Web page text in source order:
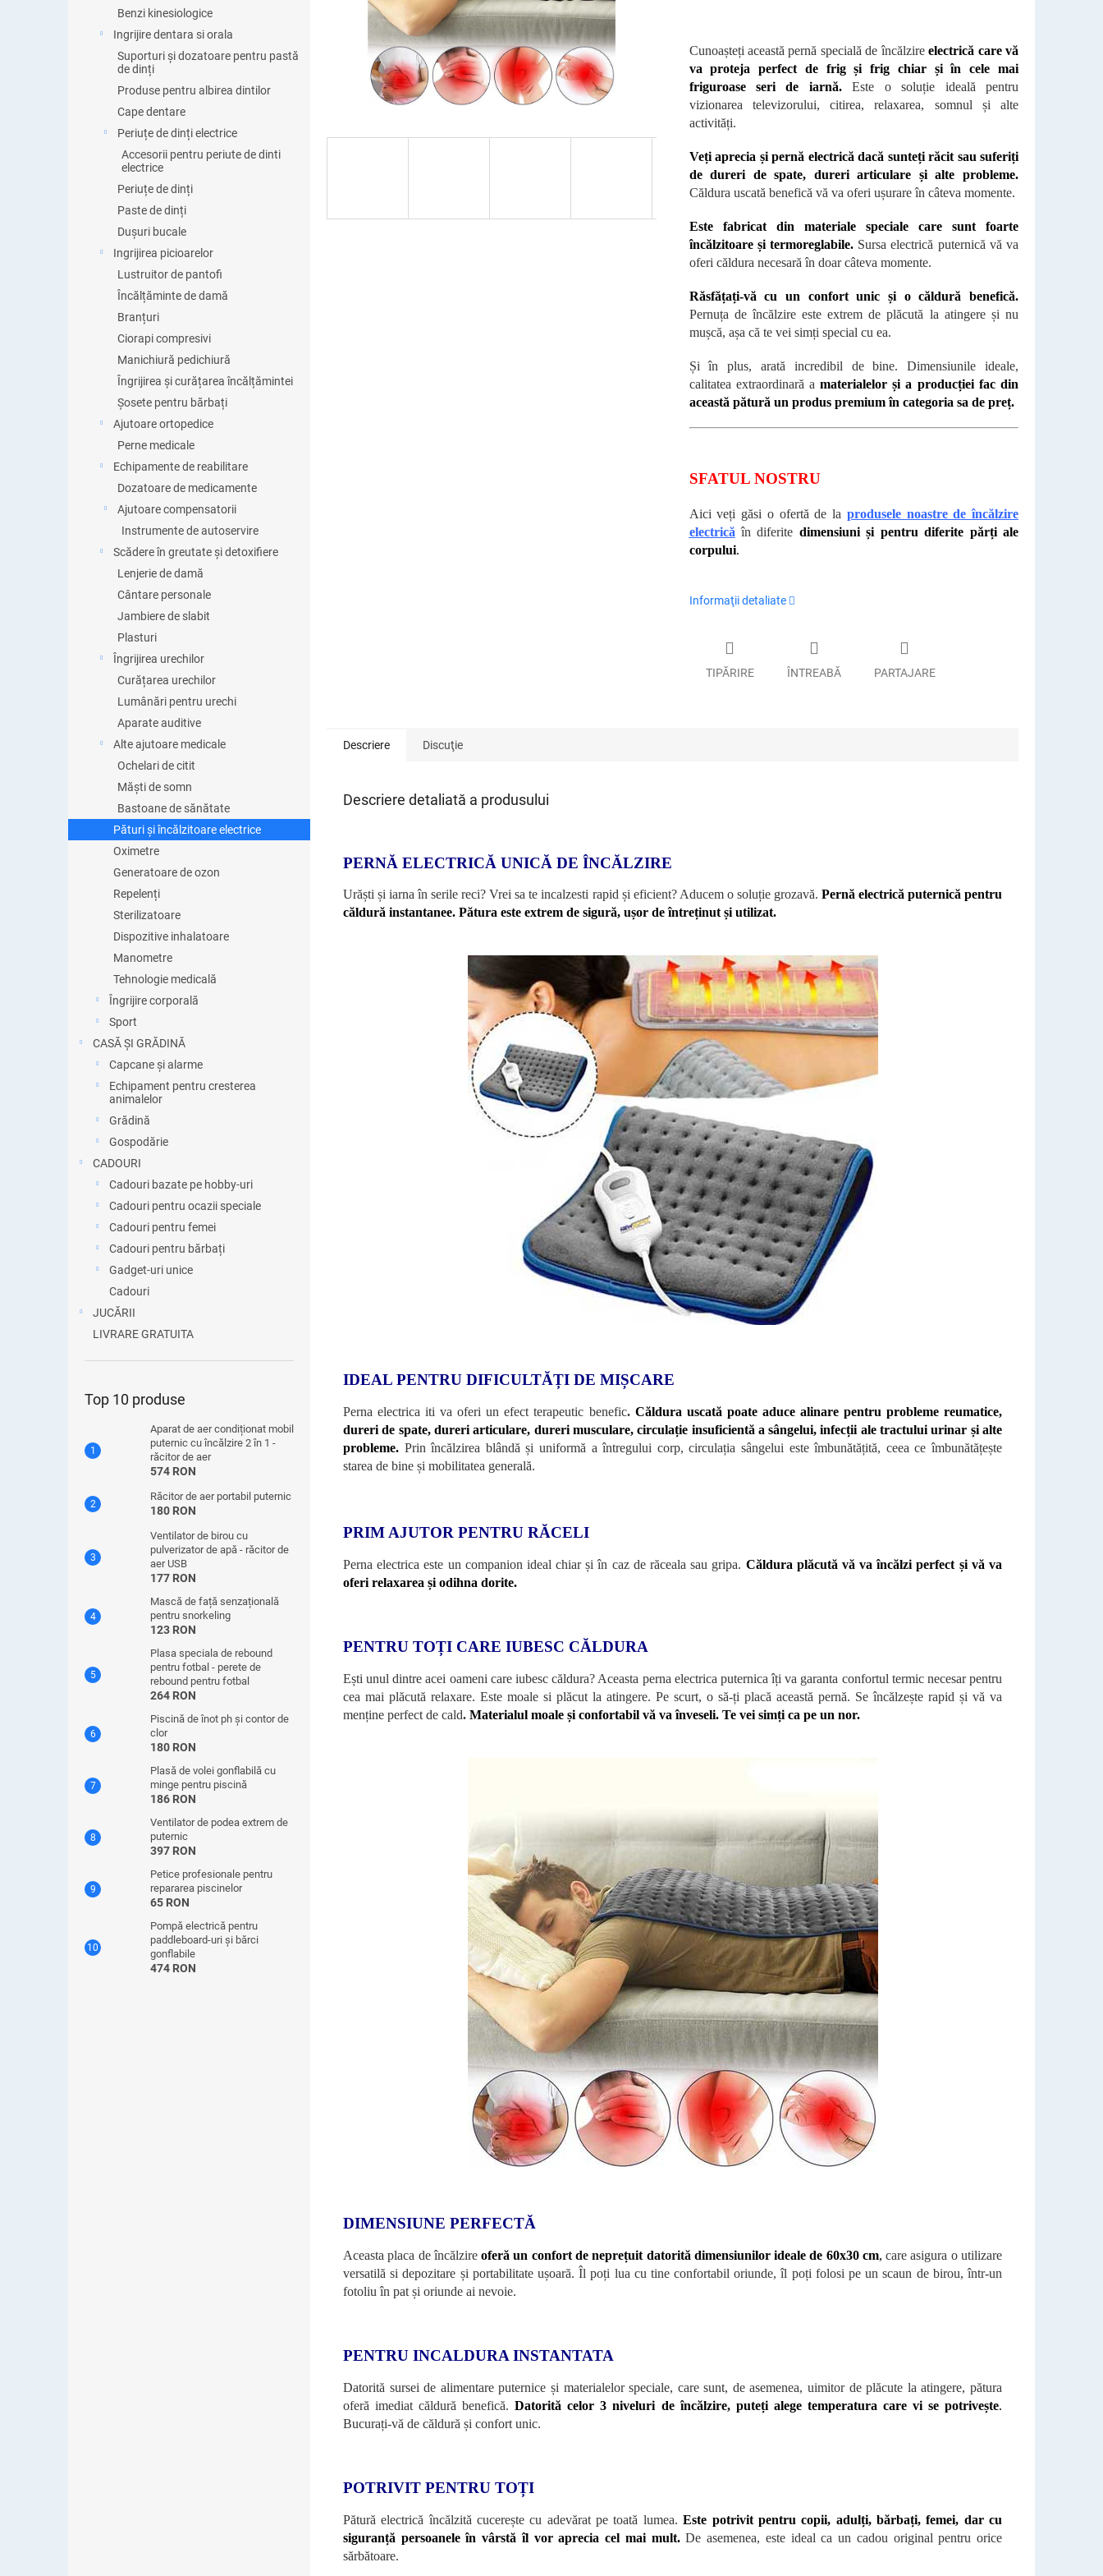
Benzi kinesiologice
Ingrijire dentara si orala
Suporturi și dozatoare pentru pastă
de dinți
Produse pentru albirea dintilor
Cape dentare
Periuțe de dinți electrice
Accesorii pentru periute de dinti
electrice
Periuțe de dinți
Paste de dinți
Dușuri bucale
Ingrijirea picioarelor
Lustruitor de pantofi
Încălțăminte de damă
Branțuri
Ciorapi compresivi
Manichiură pedichiură
Îngrijirea și curățarea încălțămintei
Șosete pentru bărbați
Ajutoare ortopedice
Perne medicale
Echipamente de reabilitare
Dozatoare de medicamente
Ajutoare compensatorii
Instrumente de autoservire
Scădere în greutate și detoxifiere
Lenjerie de damă
Cântare personale
Jambiere de slabit
Plasturi
Îngrijirea urechilor
Curățarea urechilor
Lumânări pentru urechi
Aparate auditive
Alte ajutoare medicale
Ochelari de citit
Măști de somn
Bastoane de sănătate
Pături și încălzitoare electrice
Oximetre
Generatoare de ozon
Repelenți
Sterilizatoare
Dispozitive inhalatoare
Manometre
Tehnologie medicală
Îngrijire corporală
Sport
CASĂ ȘI GRĂDINĂ
Capcane și alarme
Echipament pentru cresterea
animalelor
Grădină
Gospodărie
CADOURI
Cadouri bazate pe hobby-uri
Cadouri pentru ocazii speciale
Cadouri pentru femei
Cadouri pentru bărbați
Gadget-uri unice
Cadouri
JUCĂRII
LIVRARE GRATUITA
Top 10 produse
Aparat de aer condiționat mobil
puternic cu încălzire 2 în 1 -
răcitor de aer
574 RON
Răcitor de aer portabil puternic
180 RON
Ventilator de birou cu
pulverizator de apă - răcitor de
aer USB
177 RON
Mască de față senzațională
pentru snorkeling
123 RON
Plasa speciala de rebound
pentru fotbal - perete de
rebound pentru fotbal
264 RON
Piscină de înot ph și contor de
clor
180 RON
Plasă de volei gonflabilă cu
minge pentru piscină
186 RON
Ventilator de podea extrem de
puternic
397 RON
Petice profesionale pentru
repararea piscinelor
65 RON
Pompă electrică pentru
paddleboard-uri și bărci
gonflabile
474 RON
Cunoașteți această pernă specială de încălzireelectrică care vă
va proteja perfect de frig și frig chiar și în cele mai
friguroase seri de iarnă.Este o soluție ideală pentru
vizionarea televizorului, citirea, relaxarea, somnul și alte
activități.
Veți aprecia și pernă electrică dacă sunteți răcit sau suferiți
de dureri de spate, dureri articulare și alte probleme.
Căldura uscată benefică vă va oferi ușurare în câteva momente.
Este fabricat din materiale speciale care sunt foarte
încălzitoare și termoreglabile.Sursa electrică puternică vă va
oferi căldura necesară în doar câteva momente.
Răsfățați-vă cu un confort unic și o căldură benefică.
Pernuța de încălzire este extrem de plăcută la atingere și nu
mușcă, așa că te vei simți special cu ea.
Și în plus, arată incredibil de bine. Dimensiunile ideale,
calitatea extraordinară amaterialelor și a producției fac din
această pătură un produs premium în categoria sa de preț.
SFATUL NOSTRU
Aici veți găsi o ofertă de la produsele noastre de încălzire
electricăîn diferite dimensiuni și pentru diferite părți ale
corpului.
Informaţii detaliate
TIPĂRIRE ÎNTREABĂ PARTAJARE
Descriere Discuţie
Descriere detaliată a produsului
PERNĂ ELECTRICĂ UNICĂ DE ÎNCĂLZIRE
Urăști și iarna în serile reci? Vrei sa te incalzesti rapid și eficient? Aducem o soluție grozavă. Pernă electrică puternică pentru
căldură instantanee. Pătura este extrem de sigură, ușor de întreținut și utilizat.
IDEAL PENTRU DIFICULTĂȚI DE MIȘCARE
Perna electrica iti va oferi un efect terapeutic benefic. Căldura uscată poate aduce alinare pentru probleme reumatice,
dureri de spate, dureri articulare, dureri musculare, circulație insuficientă a sângelui, infecții ale tractului urinar și alte
probleme. Prin încălzirea blândă și uniformă a întregului corp, circulația sângelui este îmbunătățită, ceea ce îmbunătățește
starea de bine și mobilitatea generală.
PRIM AJUTOR PENTRU RĂCELI
Perna electrica este un companion ideal chiar și în caz de răceala sau gripa. Căldura plăcută vă va încălzi perfect și vă va
oferi relaxarea și odihna dorite.
PENTRU TOȚI CARE IUBESC CĂLDURA
Ești unul dintre acei oameni care iubesc căldura? Aceasta perna electrica puternica îți va garanta confortul termic necesar pentru
cea mai plăcută relaxare. Este moale si plăcut la atingere. Pe scurt, o să-ți placă această pernă. Se încălzește rapid și vă va
menține perfect de cald. Materialul moale și confortabil vă va înveseli. Te vei simți ca pe un nor.
DIMENSIUNE PERFECTĂ
Aceasta placa de încălzireoferă un confort de neprețuit datorită dimensiunilor ideale de 60x30 cm, care asigura o utilizare
versatilă si depozitare și portabilitate ușoară. Îl poți lua cu tine confortabil oriunde, îl poți folosi pe un scaun de birou, într-un
fotoliu în pat și oriunde ai nevoie.
PENTRU INCALDURA INSTANTATA
Datorită sursei de alimentare puternice și materialelor speciale, care sunt, de asemenea, uimitor de plăcute la atingere, pătura
oferă imediat căldură benefică.Datorită celor 3 niveluri de încălzire, puteți alege temperatura care vi se potrivește.
Bucurați-vă de căldură și confort unic.
POTRIVIT PENTRU TOȚI
Pătură electrică încălzită cucerește cu adevărat pe toată lumea.Este potrivit pentru copii, adulți, bărbați, femei, dar cu
siguranță persoanele în vârstă îl vor aprecia cel mai mult.De asemenea, este ideal ca un cadou original pentru orice
sărbătoare.